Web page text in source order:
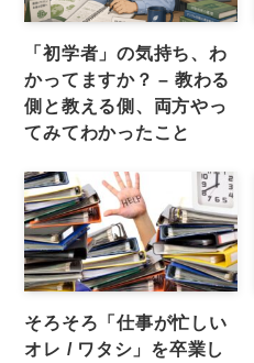
「初学者」の気持ち、わ
かってますか？ – 教わる
側と教える側、両方やっ
てみてわかったこと
そろそろ「仕事が忙しい
オレ / ワタシ」を卒業し